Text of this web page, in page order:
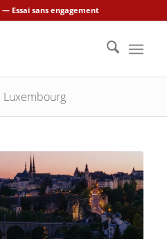
Essai sans engagement
Luxembourg